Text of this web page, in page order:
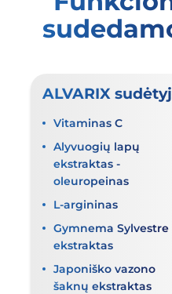
ALVARIX
Vitaminas C
Alyvuogių lapų
ekstraktas -
oleuropeinas
L-argininas
Gymnema Sylvestre
ekstraktas
Japoniško vazono
šaknų ekstraktas